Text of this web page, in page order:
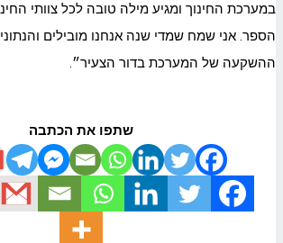
במערכת החינוך ומגיע מילה טובה לכל צוותי
הספר. אני שמח שמדי שנה אנחנו מובילים
ההשקעה של המערכת בדור הצעיר״.
שתפו את הכתבה